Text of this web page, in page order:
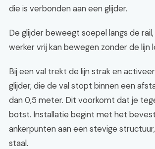
die is verbonden aan een glijder.
De glijder beweegt soepel langs de
werker vrij kan bewegen zonder de lijn
Bij een val trekt de lijn strak en
glijder, die de val stopt binnen een
dan 0,5 meter. Dit voorkomt dat je
botst. Installatie begint met het
ankerpunten aan een stevige
staal.